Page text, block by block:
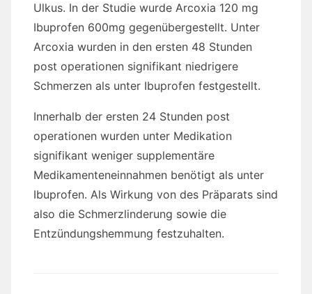
Ulkus. In der Studie wurde Arcoxia 120 mg
Ibuprofen 600mg gegenübergestellt. Unter
Arcoxia wurden in den ersten 48 Stunden
post operationen signifikant niedrigere
Schmerzen als unter Ibuprofen festgestellt.
Innerhalb der ersten 24 Stunden post
operationen wurden unter Medikation
signifikant weniger supplementäre
Medikamenteneinnahmen benötigt als unter
Ibuprofen. Als Wirkung von des Präparats sind
also die Schmerzlinderung sowie die
Entzündungshemmung festzuhalten.